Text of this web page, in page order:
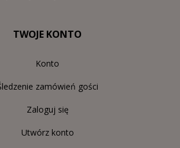
TWOJE KONTO
Konto
zamówień gości
Zaloguj się
Utwórz konto